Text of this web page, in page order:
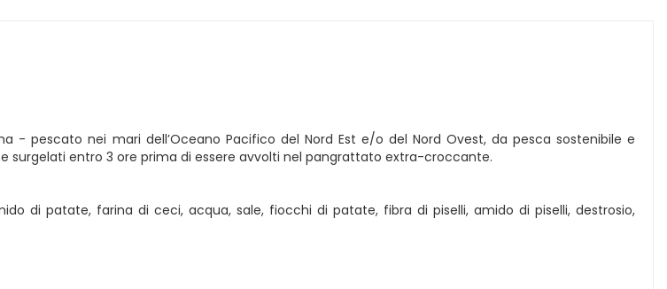
- pescato nei mari dell’Oceano Pacifico del Nord Est e/o del Nord Ovest, da pesca sostenibile e
surgelati entro 3 ore prima di essere avvolti nel pangrattato extra-croccante.
di patate, farina di ceci, acqua, sale, fiocchi di patate, fibra di piselli, amido di piselli, destrosio,